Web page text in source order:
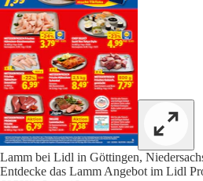
Lamm bei Lidl in Göttingen,
Entdecke das Lamm Angebot im Lidl